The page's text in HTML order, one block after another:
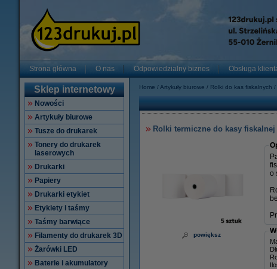
Strona główna O nas Odpowiedzialny biznes Obsługa
Sklep internetowy
Nowości
Artykuły biurowe
Tusze do drukarek
Tonery do drukarek
laserowych
Drukarki
Papiery
Drukarki etykiet
Etykiety i taśmy
Taśmy barwiące
Filamenty do drukarek 3D
Żarówki LED
Baterie i akumulatory
Home Artykuły biurowe Rolki do kas fiskalnych
Rolki termiczne do kasy
powiększ
o